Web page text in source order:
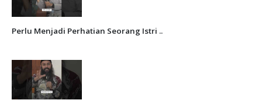
Perlu Menjadi Perhatian Seorang Istri ..